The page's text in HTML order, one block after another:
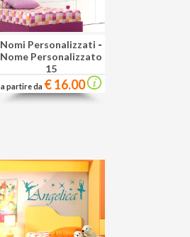
Nomi Personalizzati -
Nome Personalizzato
15
a partire da € 16.00